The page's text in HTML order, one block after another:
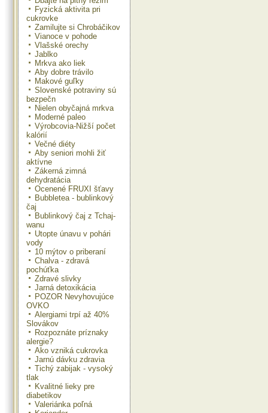
Fyzická aktivita pri
cukrovke
Zamilujte si Chrobáčikov
Vianoce v pohode
Vlašské orechy
Jablko
Mrkva ako liek
Aby dobre trávilo
Makové guľky
Slovenské potraviny sú
bezpečn
Nielen obyčajná mrkva
Moderné paleo
Výrobcovia-Nižší počet
kalórií
Večné diéty
Aby seniori mohli žiť
aktívne
Zákerná zimná
dehydratácia
Ocenené FRUXI šťavy
Bubbletea - bublinkový
čaj
Bublinkový čaj z Tchaj-
wanu
Utopte únavu v pohári
vody
10 mýtov o priberaní
Chalva - zdravá
pochúťka
Zdravé slivky
Jarná detoxikácia
POZOR Nevyhovujúce
OVKO
Alergiami trpí až 40%
Slovákov
Rozpoznáte príznaky
alergie?
Ako vzniká cukrovka
Jarnú dávku zdravia
Tichý zabijak - vysoký
tlak
Kvalitné lieky pre
diabetikov
Valeriánka poľná